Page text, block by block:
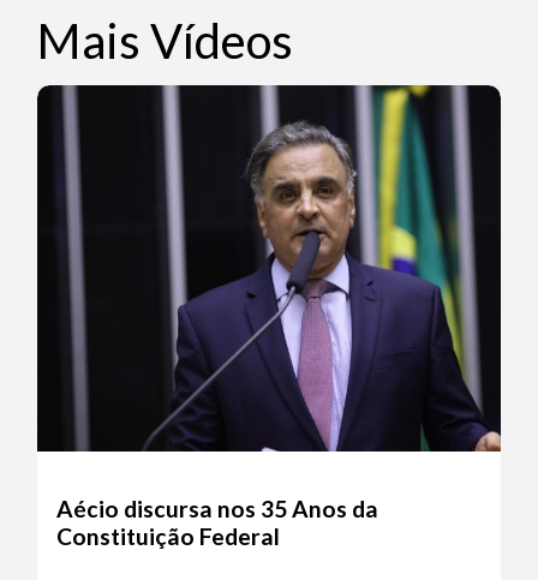
Mais Vídeos
Aécio discursa nos 35 Anos da
Constituição Federal